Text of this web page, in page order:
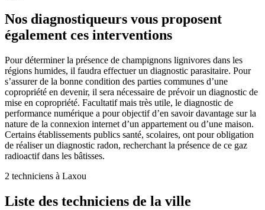
Nos diagnostiqueurs vous proposent
également ces interventions
Pour déterminer la présence de champignons lignivores dans les
régions humides, il faudra effectuer un diagnostic parasitaire. Pour
s’assurer de la bonne condition des parties communes d’une
copropriété en devenir, il sera nécessaire de prévoir un diagnostic de
mise en copropriété. Facultatif mais très utile, le diagnostic de
performance numérique a pour objectif d’en savoir davantage sur la
nature de la connexion internet d’un appartement ou d’une maison.
Certains établissements publics santé, scolaires, ont pour obligation
de réaliser un diagnostic radon, recherchant la présence de ce gaz
radioactif dans les bâtisses.
2 techniciens à Laxou
Liste des techniciens de la ville